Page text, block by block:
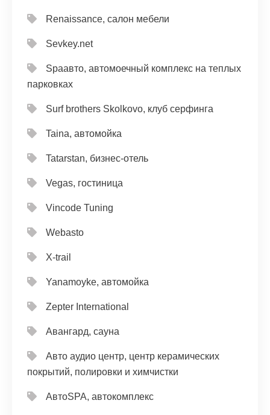
Renaissance, салон мебели
Sevkey.net
Spaавто, автомоечный комплекс на теплых
парковках
Surf brothers Skolkovo, клуб серфинга
Taina, автомойка
Tatarstan, бизнес-отель
Vegas, гостиница
Vincode Tuning
Webasto
X-trail
Yanamoyke, автомойка
Zepter International
Авангард, сауна
Авто аудио центр, центр керамических
покрытий, полировки и химчистки
АвтоSPA, автокомплекс